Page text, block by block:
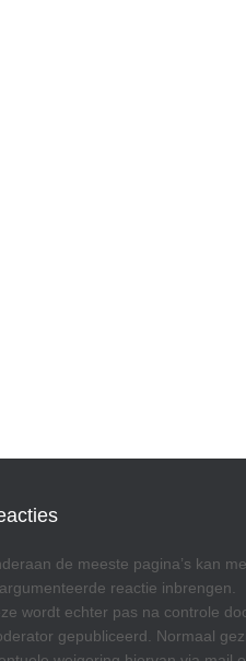
de meeste pagina’s kan
reactie inbrengen.
wordt echter pas na controle
gepubliceerd. Normaal